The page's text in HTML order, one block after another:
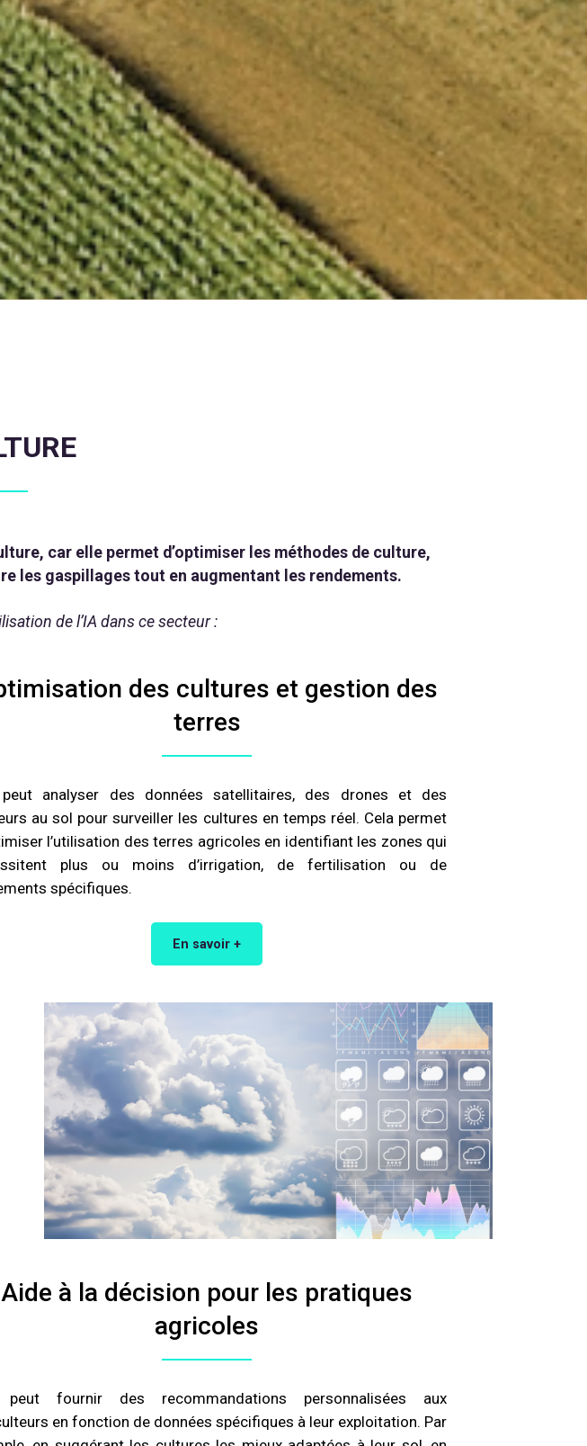
car elle permet d’optimiser les méthodes de culture,
les gaspillages tout en augmentant les rendements.
de l’IA dans ce secteur :
des cultures et gestion des
terres
peut analyser des données satellitaires, des drones et des
au sol pour surveiller les cultures en temps réel. Cela permet
l’utilisation des terres agricoles en identifiant les zones qui
plus ou moins d’irrigation, de fertilisation ou de
spécifiques.
En savoir +
Aide à la décision pour les pratiques
agricoles
peut fournir des recommandations personnalisées aux
en fonction de données spécifiques à leur exploitation. Par